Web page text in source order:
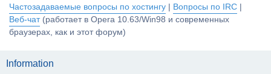
Частозадаваемые вопросы по хостингу Вопросы по IRC
Веб-чат(работает в Opera 10.63/Win98 и современных
браузерах, как и этот форум)
Information